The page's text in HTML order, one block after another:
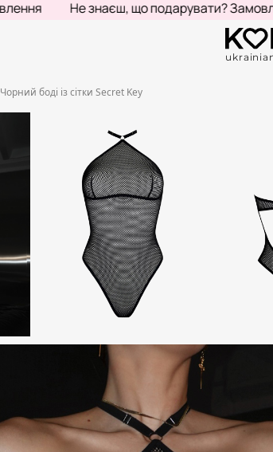
Не знаєш, що подарувати? Замовляй
Чорний боді із сітки Secret Key